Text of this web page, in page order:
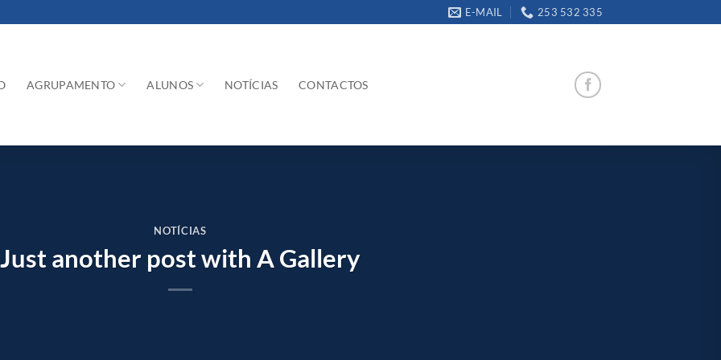
E-MAIL 253 532 335
AGRUPAMENTO ALUNOS NOTÍCIAS CONTACTOS
NOTÍCIAS
Just another post with A Gallery